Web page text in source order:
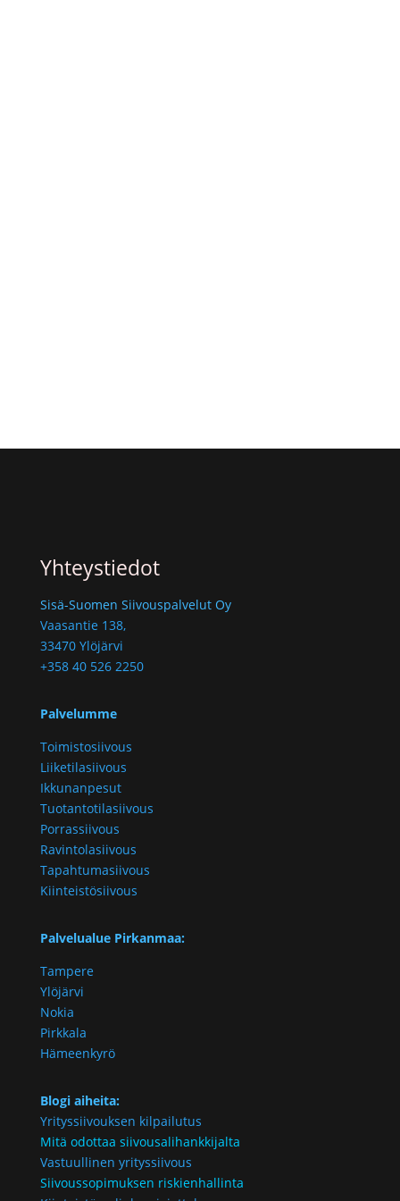
Yhteystiedot
Sisä-Suomen Siivouspalvelut Oy
Vaasantie 138,
33470 Ylöjärvi
+358 40 526 2250
Palvelumme
Toimistosiivous
Liiketilasiivous
Ikkunanpesut
Tuotantotilasiivous
Porrassiivous
Ravintolasiivous
Tapahtumasiivous
Kiinteistösiivous
Palvelualue Pirkanmaa:
Tampere
Ylöjärvi
Nokia
Pirkkala
Hämeenkyrö
Blogi aiheita:
Yrityssiivouksen kilpailutus
Mitä odottaa siivousalihankkijalta
Vastuullinen yrityssiivous
Siivoussopimuksen riskienhallinta